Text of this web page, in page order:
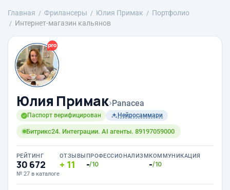
Главная Фрилансеры Юлия Примак
Портфолио
Интернет-магазин кальянов
Юлия Примак›Panacea
Паспорт верифицирован Нейросаммари
Битрикс24. Интеграции. AI агенты. 89197059000
РЕЙТИНГ
30 672
№ 27 в каталоге
ОТЗЫВЫ
11
ПРОФЕССИОНАЛИЗМ
-/10
КОММУНИКАЦИЯ
-/10